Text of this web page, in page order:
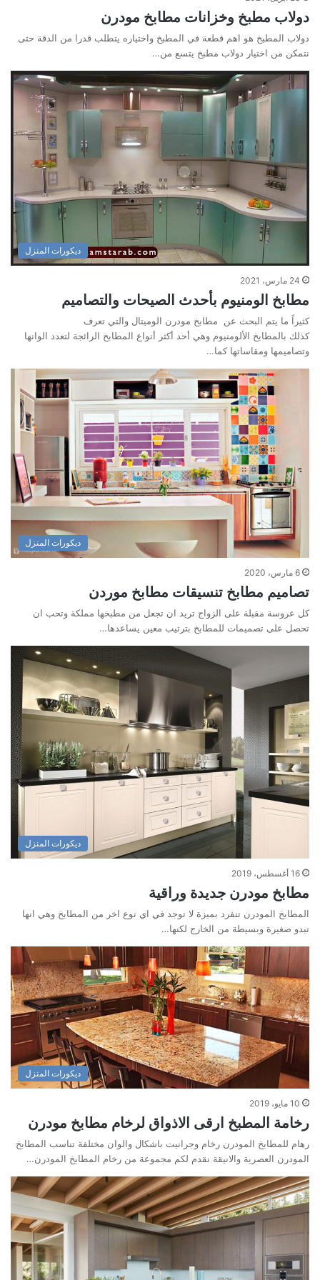
دولاب مطبخ وخزانات مطابخ مودرن
دولاب المطبخ هو اهم قطعة في المطبخ واختياره يتطلب قدرا من الدقة حتى
نتمكن من اختيار دولاب مطبخ يتسع من…
ديكورات المنزل
24 مارس، 2021
مطابخ الومنيوم بأحدث الصيحات والتصاميم
كثيراً ما يتم البحث عن مطابخ مودرن الوميتال والتي تعرف
كذلك بالمطابخ الألومنيوم وهي أحد أكثر أنواع المطابخ الرائجة لتعدد الوانها
وتصاميمها ومقاساتها كما…
ديكورات المنزل
6 مارس، 2020
تصاميم مطابخ تنسيقات مطابخ موردن
كل عروسة مقبلة على الزواج تريد ان تجعل من مطبخها مملكة وتحب ان
تحصل على تصميمات للمطابخ بترتيب معين يساعدها…
ديكورات المنزل
16 أغسطس، 2019
مطابخ مودرن جديدة وراقية
المطابخ المودرن تنفرد بميزة لا توجد في اي نوع اخر من المطابخ وهي انها
تبدو صغيرة وبسيطة من الخارج لكنها…
ديكورات المنزل
10 مايو، 2019
رخامة المطبخ ارقى الاذواق لرخام مطابخ مودرن
رهام للمطابخ المودرن رخام وجرانيت باشكال والوان مختلفة تناسب المطابخ
المودرن العصرية والانيقة نقدم لكم مجموعة من رخام المطابخ المودرن…